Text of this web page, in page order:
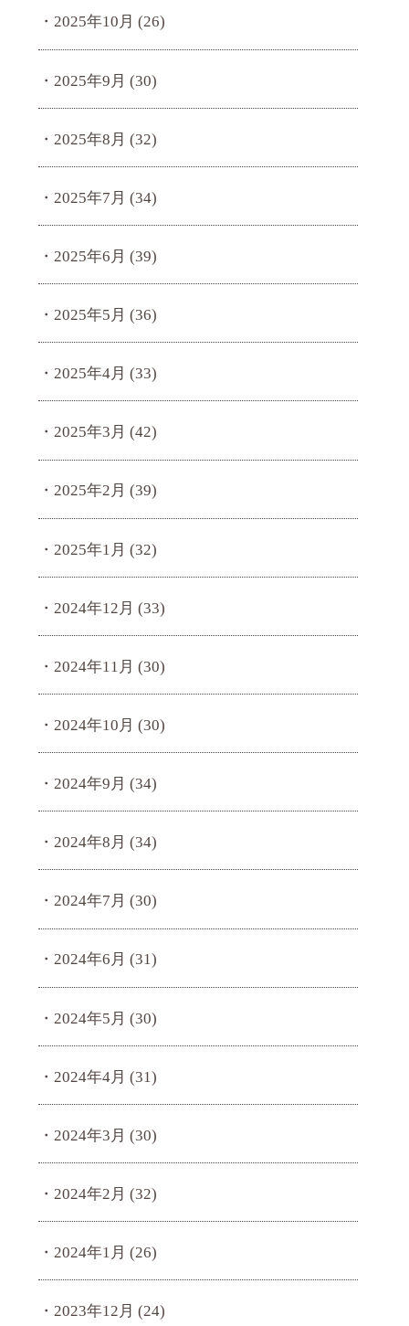
2025年10月 (26)
2025年9月 (30)
2025年8月 (32)
2025年7月 (34)
2025年6月 (39)
2025年5月 (36)
2025年4月 (33)
2025年3月 (42)
2025年2月 (39)
2025年1月 (32)
2024年12月 (33)
2024年11月 (30)
2024年10月 (30)
2024年9月 (34)
2024年8月 (34)
2024年7月 (30)
2024年6月 (31)
2024年5月 (30)
2024年4月 (31)
2024年3月 (30)
2024年2月 (32)
2024年1月 (26)
2023年12月 (24)